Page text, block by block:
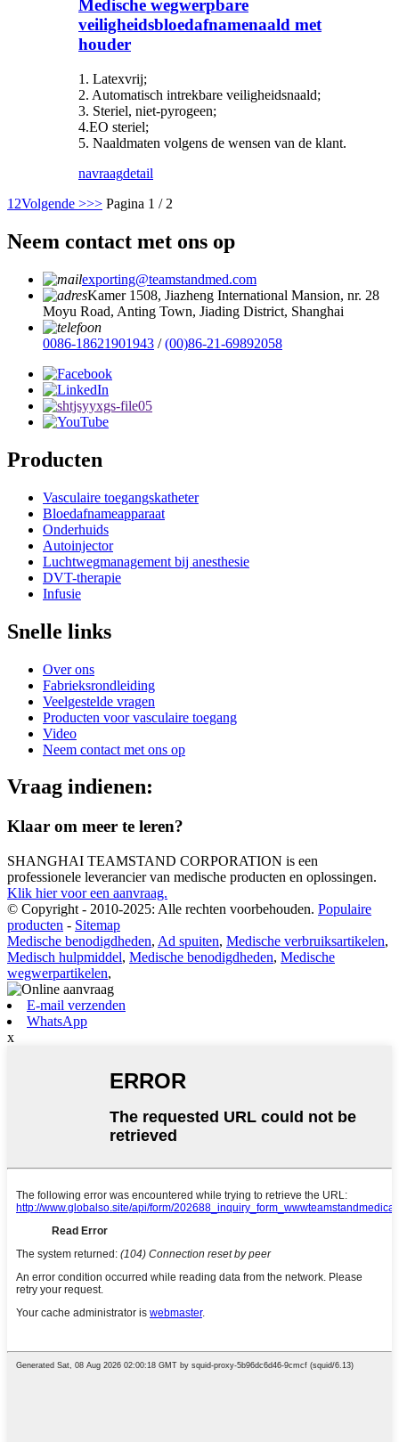
Medische wegwerpbare
veiligheidsbloedafnamenaald met
houder
1. Latexvrij;
2. Automatisch intrekbare veiligheidsnaald;
3. Steriel, niet-pyrogeen;
4.EO steriel;
5. Naaldmaten volgens de wensen van de klant.
navraagdetail
1 2Volgende >>> Pagina 1 / 2
Neem contact met ons op
exporting@teamstandmed.com
Kamer 1508, Jiazheng International Mansion, nr. 28
Moyu Road, Anting Town, Jiading District, Shanghai
0086-18621901943 /(00)86-21-69892058
Producten
Vasculaire toegangskatheter
Bloedafnameapparaat
Onderhuids
Autoinjector
Luchtwegmanagement bij anesthesie
DVT-therapie
Infusie
Snelle links
Over ons
Fabrieksrondleiding
Veelgestelde vragen
Producten voor vasculaire toegang
Video
Neem contact met ons op
Vraag indienen:
Klaar om meer te leren?
SHANGHAI TEAMSTAND CORPORATION is een
professionele leverancier van medische producten en oplossingen.
Klik hier voor een aanvraag.
© Copyright - 2010-2025: Alle rechten voorbehouden. Populaire
producten - Sitemap
Medische benodigdheden, Ad spuiten, Medische verbruiksartikelen,
Medisch hulpmiddel, Medische benodigdheden, Medische
wegwerpartikelen,
E-mail verzenden
WhatsApp
x